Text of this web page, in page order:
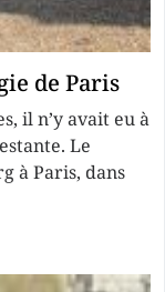
de Paris
il n’y avait eu à
Le
à Paris, dans